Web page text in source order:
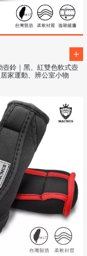
壺鈴｜黑、紅雙色軟式壺
家運動、辨公室小物